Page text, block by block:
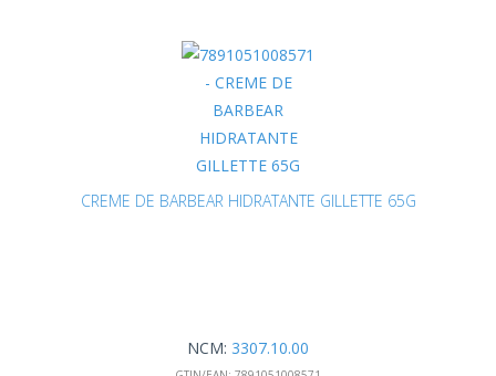
CREME DE BARBEAR HIDRATANTE GILLETTE 65G
NCM: 3307.10.00